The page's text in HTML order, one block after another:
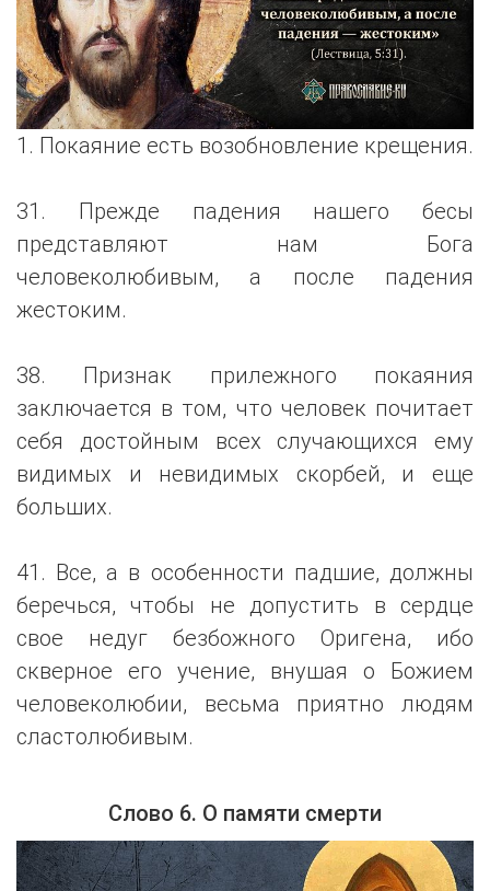
1. Покаяние есть возобновление крещения.
31. Прежде падения нашего бесы
представляют нам Бога
человеколюбивым, а после падения
жестоким.
38. Признак прилежного покаяния
заключается в том, что человек почитает
себя достойным всех случающихся ему
видимых и невидимых скорбей, и еще
больших.
41. Все, а в особенности падшие, должны
беречься, чтобы не допустить в сердце
свое недуг безбожного Оригена, ибо
скверное его учение, внушая о Божием
человеколюбии, весьма приятно людям
сластолюбивым.
Слово 6. О памяти смерти